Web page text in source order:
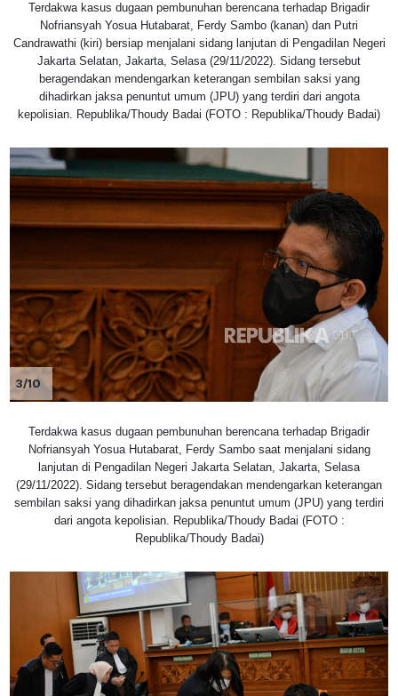
Terdakwa kasus dugaan pembunuhan berencana terhadap Brigadir
Nofriansyah Yosua Hutabarat, Ferdy Sambo (kanan) dan Putri
Candrawathi (kiri) bersiap menjalani sidang lanjutan di Pengadilan Negeri
Jakarta Selatan, Jakarta, Selasa (29/11/2022). Sidang tersebut
beragendakan mendengarkan keterangan sembilan saksi yang
dihadirkan jaksa penuntut umum (JPU) yang terdiri dari angota
kepolisian. Republika/Thoudy Badai (FOTO : Republika/Thoudy Badai)
3/10
Terdakwa kasus dugaan pembunuhan berencana terhadap Brigadir
Nofriansyah Yosua Hutabarat, Ferdy Sambo saat menjalani sidang
lanjutan di Pengadilan Negeri Jakarta Selatan, Jakarta, Selasa
(29/11/2022). Sidang tersebut beragendakan mendengarkan keterangan
sembilan saksi yang dihadirkan jaksa penuntut umum (JPU) yang terdiri
dari angota kepolisian. Republika/Thoudy Badai (FOTO :
Republika/Thoudy Badai)